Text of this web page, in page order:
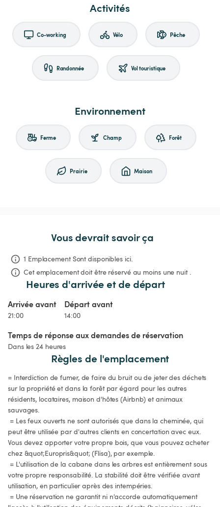
Activités
Co-working Vélo Pêche
Randonnée Vol touristique
Environnement
Ferme Champ Forêt
Prairie Maison
Vous devrait savoir ça
1 Emplacement Sont disponibles ici.
Cet emplacement doit être réservé au moins une nuit .
Heures d'arrivée et de départ
Arrivée avant
21:00
Départ avant
14:00
Temps de réponse aux demandes de réservation
Dans les 24 heures
Règles de l'emplacement
= Interdiction de fumer, de faire du bruit ou de jeter des déchets
sur la propriété et dans la forêt par égard pour les autres
résidents, locataires, maison d'hôtes (Airbnb) et animaux
sauvages.
peut être utilisée par d'autres clients en concertation avec eux.
Vous devez apporter votre propre bois, que vous pouvez acheter
chez &quot;Europris&quot; (Flisa), par exemple.
votre propre responsabilité. La stabilité doit être vérifiée avant
utilisation, en particulier après des intempéries.